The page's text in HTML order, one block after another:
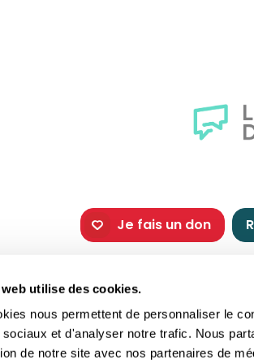
utilise des cookies.
nous permettent de personnaliser le
sociaux et d'analyser notre trafic. Nous
de notre site avec nos partenaires de
Je fais un don
Les fêtes chrétiennes
Les saints du jour
La Bible